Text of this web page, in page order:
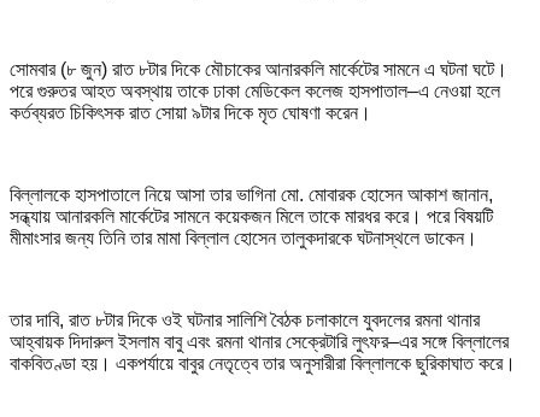
সোমবার (৮ জুন) রাত ৮টার দিকে মৌচাকের আনারকলি মার্কেটের সামনে এ ঘটনা ঘটে।
পরে গুরুতর আহত অবস্থায় তাকে ঢাকা মেডিকেল কলেজ হাসপাতাল–এ নেওয়া হলে
কর্তব্যরত চিকিৎসক রাত সোয়া ৯টার দিকে মৃত ঘোষণা করেন।
বিল্লালকে হাসপাতালে নিয়ে আসা তার ভাগিনা মো. মোবারক হোসেন আকাশ জানান,
সন্ধ্যায় আনারকলি মার্কেটের সামনে কয়েকজন মিলে তাকে মারধর করে। পরে বিষয়টি
মীমাংসার জন্য তিনি তার মামা বিল্লাল হোসেন তালুকদারকে ঘটনাস্থলে ডাকেন।
তার দাবি, রাত ৮টার দিকে ওই ঘটনার সালিশি বৈঠক চলাকালে যুবদলের রমনা থানার
আহ্বায়ক দিদারুল ইসলাম বাবু এবং রমনা থানার সেক্রেটারি লুৎফর–এর সঙ্গে বিল্লালের
বাকবিতণ্ডা হয়। একপর্যায়ে বাবুর নেতৃত্বে তার অনুসারীরা বিল্লালকে ছুরিকাঘাত করে।